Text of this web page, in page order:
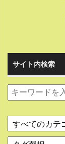
サイト内検索